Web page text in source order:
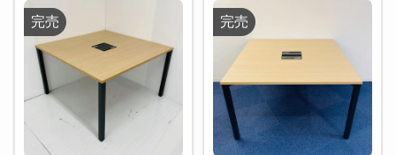
完売 完売